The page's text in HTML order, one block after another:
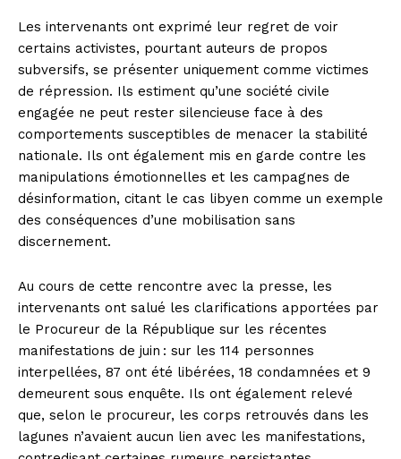
Les intervenants ont exprimé leur regret de voir
certains activistes, pourtant auteurs de propos
subversifs, se présenter uniquement comme victimes
de répression. Ils estiment qu’une société civile
engagée ne peut rester silencieuse face à des
comportements susceptibles de menacer la stabilité
nationale. Ils ont également mis en garde contre les
manipulations émotionnelles et les campagnes de
désinformation, citant le cas libyen comme un exemple
des conséquences d’une mobilisation sans
discernement.
Au cours de cette rencontre avec la presse, les
intervenants ont salué les clarifications apportées par
le Procureur de la République sur les récentes
manifestations de juin : sur les 114 personnes
interpellées, 87 ont été libérées, 18 condamnées et 9
demeurent sous enquête. Ils ont également relevé
que, selon le procureur, les corps retrouvés dans les
lagunes n’avaient aucun lien avec les manifestations,